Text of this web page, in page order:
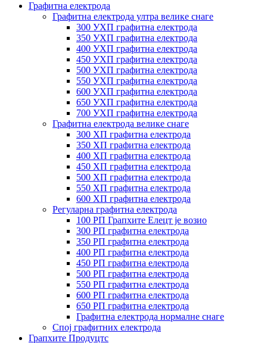
Графитна електрода
Графитна електрода ултра велике снаге
300 УХП графитна електрода
350 УХП графитна електрода
400 УХП графитна електрода
450 УХП графитна електрода
500 УХП графитна електрода
550 УХП графитна електрода
600 УХП графитна електрода
650 УХП графитна електрода
700 УХП графитна електрода
Графитна електрода велике снаге
300 ХП графитна електрода
350 ХП графитна електрода
400 ХП графитна електрода
450 ХП графитна електрода
500 ХП графитна електрода
550 ХП графитна електрода
600 ХП графитна електрода
Регуларна графитна електрода
100 РП Грапхите Елецт је возио
300 РП графитна електрода
350 РП графитна електрода
400 РП графитна електрода
450 РП графитна електрода
500 РП графитна електрода
550 РП графитна електрода
600 РП графитна електрода
650 РП графитна електрода
Графитна електрода нормалне снаге
Спој графитних електрода
Грапхите Продуцтс